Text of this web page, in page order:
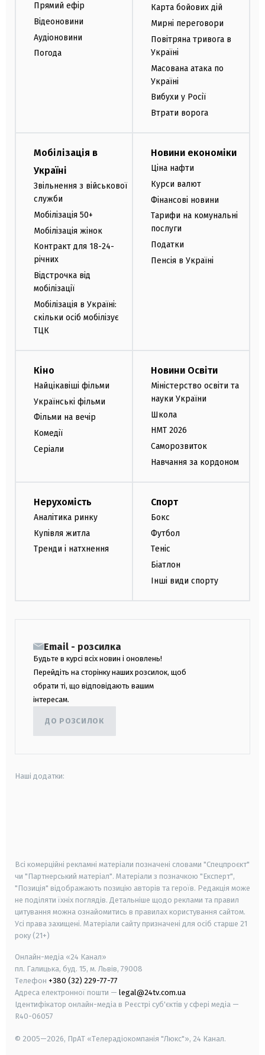
Прямий ефір
Відеоновини
Аудіоновини
Погода
Карта бойових дій
Мирні переговори
Повітряна тривога в
Україні
Масована атака по
Україні
Вибухи у Росії
Втрати ворога
Мобілізація в
Україні
Звільнення з військової
служби
Мобілізація 50+
Мобілізація жінок
Контракт для 18-24-
річних
Відстрочка від
мобілізації
Мобілізація в Україні:
скільки осіб мобілізує
ТЦК
Новини економіки
Ціна нафти
Курси валют
Фінансові новини
Тарифи на комунальні
послуги
Податки
Пенсія в Україні
Кіно
Найцікавіші фільми
Українські фільми
Фільми на вечір
Комедії
Серіали
Новини Освіти
Міністерство освіти та
науки України
Школа
НМТ 2026
Саморозвиток
Навчання за кордоном
Нерухомість
Аналітика ринку
Купівля житла
Тренди і натхнення
Спорт
Бокс
Футбол
Теніс
Біатлон
Інші види спорту
Email - розсилка
Будьте в курсі всіх новин і оновлень!
Перейдіть на сторінку наших розсилок, щоб
обрати ті, що відповідають вашим
інтересам.
ДО РОЗСИЛОК
Наші додатки:
Всі комерційні рекламні матеріали позначені словами "Спецпроєкт"
чи "Партнерський матеріал". Матеріали з позначкою "Експерт",
"Позиція" відображають позицію авторів та героїв. Редакція може
не поділяти їхніх поглядів. Детальніше щодо реклами та правил
цитування можна ознайомитись в правилах користування сайтом.
Усі права захищені. Матеріали сайту призначені для осіб старше 21
року (21+)
Онлайн-медіа «24 Канал»
пл. Галицька, буд. 15, м. Львів, 79008
Телефон +380 (32) 229-77-77
Адреса електронної пошти — legal@24tv.com.ua
Ідентифікатор онлайн-медіа в Реєстрі суб'єктів у сфері медіа —
R40-06057
© 2005—2026, ПрАТ «Телерадіокомпанія "Люкс"», 24 Канал.